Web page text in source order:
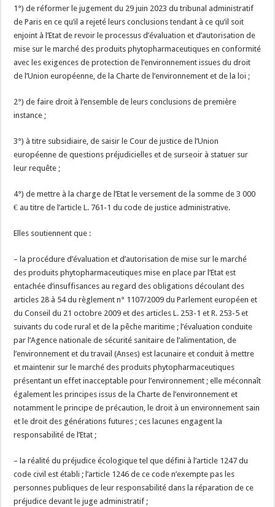
1°) de réformer le jugement du 29 juin 2023 du tribunal administratif
de Paris en ce qu’il a rejeté leurs conclusions tendant à ce qu’il soit
enjoint à l’Etat de revoir le processus d’évaluation et d’autorisation de
mise sur le marché des produits phytopharmaceutiques en conformité
avec les exigences de protection de l’environnement issues du droit
de l’Union européenne, de la Charte de l’environnement et de la loi ;
2°) de faire droit à l’ensemble de leurs conclusions de première
instance ;
3°) à titre subsidiaire, de saisir le Cour de justice de l’Union
européenne de questions préjudicielles et de surseoir à statuer sur
leur requête ;
4°) de mettre à la charge de l’Etat le versement de la somme de 3 000
€ au titre de l’article L. 761-1 du code de justice administrative.
Elles soutiennent que :
– la procédure d’évaluation et d’autorisation de mise sur le marché
des produits phytopharmaceutiques mise en place par l’Etat est
entachée d’insuffisances au regard des obligations découlant des
articles 28 à 54 du règlement n° 1107/2009 du Parlement européen et
du Conseil du 21 octobre 2009 et des articles L. 253-1 et R. 253-5 et
suivants du code rural et de la pêche maritime ; l’évaluation conduite
par l’Agence nationale de sécurité sanitaire de l’alimentation, de
l’environnement et du travail (Anses) est lacunaire et conduit à mettre
et maintenir sur le marché des produits phytopharmaceutiques
présentant un effet inacceptable pour l’environnement ; elle méconnaît
également les principes issus de la Charte de l’environnement et
notamment le principe de précaution, le droit à un environnement sain
et le droit des générations futures ; ces lacunes engagent la
responsabilité de l’Etat ;
– la réalité du préjudice écologique tel que défini à l’article 1247 du
code civil est établi ; l’article 1246 de ce code n’exempte pas les
personnes publiques de leur responsabilité dans la réparation de ce
préjudice devant le juge administratif ;